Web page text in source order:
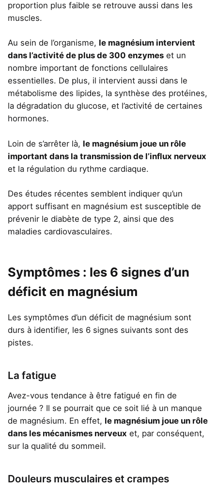
proportion plus faible se retrouve aussi dans les
muscles.
Au sein de l’organisme, le magnésium intervient
dans l’activité de plus de 300 enzymes et un
nombre important de fonctions cellulaires
essentielles. De plus, il intervient aussi dans le
métabolisme des lipides, la synthèse des protéines,
la dégradation du glucose, et l’activité de certaines
hormones.
Loin de s’arrêter là, le magnésium joue un rôle
important dans la transmission de l’influx nerveux
et la régulation du rythme cardiaque.
Des études récentes semblent indiquer qu’un
apport suffisant en magnésium est susceptible de
prévenir le diabète de type 2, ainsi que des
maladies cardiovasculaires.
Symptômes : les 6 signes d’un
déficit en magnésium
Les symptômes d’un déficit de magnésium sont
durs à identifier, les 6 signes suivants sont des
pistes.
La fatigue
Avez-vous tendance à être fatigué en fin de
journée ? Il se pourrait que ce soit lié à un manque
de magnésium. En effet, le magnésium joue un rôle
dans les mécanismes nerveux et, par conséquent,
sur la qualité du sommeil.
Douleurs musculaires et crampes